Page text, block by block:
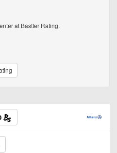
at Bastter Rating.